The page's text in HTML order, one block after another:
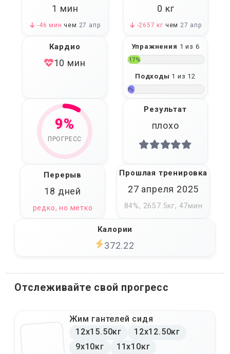
1 мин
-46 мин чем 27 апр
0 кг
-2657 кг чем 27 апр
Кардио
10 мин
Упражнения 1 из 6
17%
Подходы 1 из 12
9%
9%
ПРОГРЕСС
Результат
плохо
Перерыв
18 дней
редко, но метко
Прошлая тренировка
27 апреля 2025
84%, 2657.5кг, 47мин
Калории
372.22
Отслеживайте свой прогресс
Жим гантелей сидя
12x15.50кг
12x12.50кг
9x10кг
11x10кг